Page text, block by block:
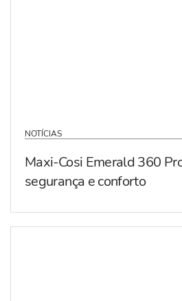
NOTÍCIAS
Maxi-Cosi Emerald 360
segurança e conforto